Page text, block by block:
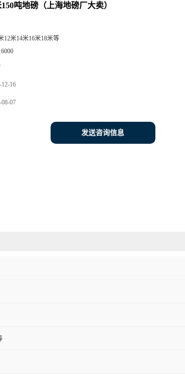
吨地磅（上海地磅厂大卖）
12米14米16米18米等
12-16
08-07
发送咨询信息